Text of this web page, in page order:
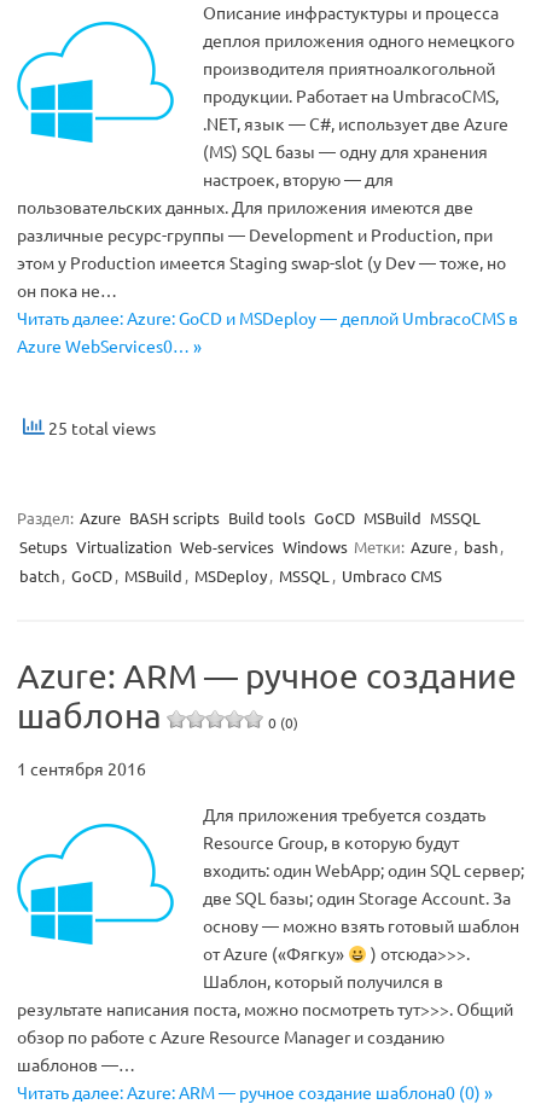
Описание инфрастуктуры и процесса
деплоя приложения одного немецкого
производителя приятноалкогольной
продукции. Работает на UmbracoCMS,
.NET, язык — C#, использует две Azure
(MS) SQL базы — одну для хранения
настроек, вторую — для
пользовательских данных. Для приложения имеются две
различные ресурс-группы — Development и Production, при
этом у Production имеется Staging swap-slot (у Dev — тоже, но
он пока не…
Читать далее: Azure: GoCD и MSDeploy — деплой UmbracoCMS в
Azure WebServices0… »
25 total views
Раздел: Azure BASH scripts Build tools GoCD MSBuild MSSQL
Setups Virtualization Web-services Windows Метки: Azure, bash,
batch, GoCD, MSBuild , MSDeploy, MSSQL , Umbraco CMS
Azure: ARM — ручное создание
шаблона
0 (0)
1 сентября 2016
Для приложения требуется создать
Resource Group, в которую будут
входить: один WebApp; один SQL сервер;
две SQL базы; один Storage Account. За
основу — можно взять готовый шаблон
от Azure («Фягку»
) отсюда>>>.
Шаблон, который получился в
результате написания поста, можно посмотреть тут>>>. Общий
обзор по работе с Azure Resource Manager и созданию
шаблонов —…
Читать далее: Azure: ARM — ручное создание шаблона0 (0) »